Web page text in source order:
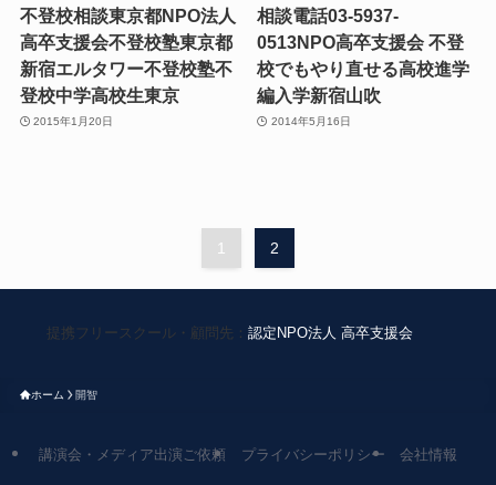
不登校相談東京都NPO法人
高卒支援会不登校塾東京都
新宿エルタワー不登校塾不
登校中学高校生東京
2015年1月20日
相談電話03-5937-
0513NPO高卒支援会 不登
校でもやり直せる高校進学
編入学新宿山吹
2014年5月16日
1 2
提携フリースクール・顧問先： 認定NPO法人 高卒支援会
ホーム 開智
講演会・メディア出演ご依頼 プライバシーポリシー 会社情報